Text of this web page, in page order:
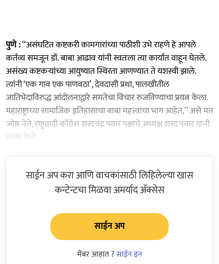
पुणे :‘‘असंघटित कष्टकरी कामगारांच्या पाठीशी उभे राहणे हे आपले
कर्तव्य समजून डॉ. बाबा आढाव यांनी स्वतःला त्या कार्यात वाहून घेतले.
असंख्य कष्टकऱ्यांच्या आयुष्यात स्थिरता आणण्यात ते यशस्वी झाले.
त्यांनी ‘एक गाव एक पाणवठा’, देवदासी प्रथा, पालखीतील
जातिभेदाविरुद्ध आंदोलनाद्वारे समतेचा विचार रुजविण्याचा प्रयत्न केला.
महाराष्ट्राच्या सामाजिक इतिहासाचा बाबा महत्त्वाचा भाग आहेत,’’ असे मत
ज्येष्ठ नेते, राष्ट्रवादी काँग्रेस शरदचंद्र पवार पक्षाचे अध्यक्ष शरद पवार यांनी
व्यक्त केले.
साईन अप करा आणि वाचकांसाठी लिहिलेल्या खास
कन्टेन्टचा मिळवा अमर्याद ॲक्सेस
साईन अप
मेंबर आहात ?साईन इन